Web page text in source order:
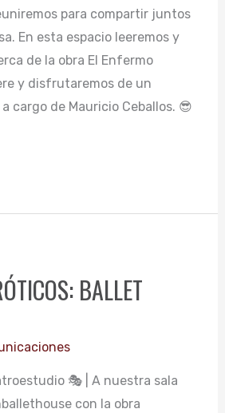
para compartir juntos
En esta espacio leeremos y
de la obra El Enfermo
y disfrutaremos de un
cargo de Mauricio Ceballos. 😎
BALLET
🎭 | A nuestra sala
con la obra